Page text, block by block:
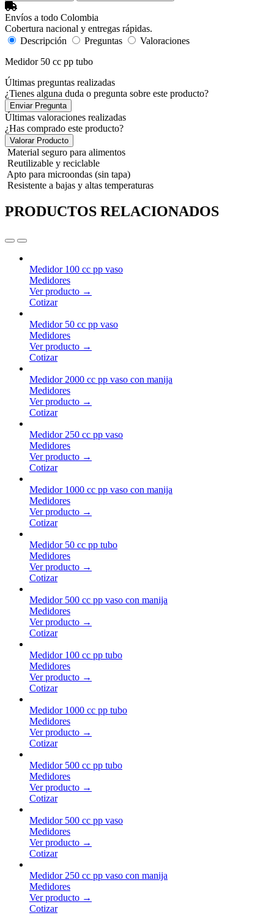
Envíos a todo Colombia
Cobertura nacional y entregas rápidas.
Descripción
Preguntas
Valoraciones
Medidor 50 cc pp tubo
Últimas preguntas realizadas
¿Tienes alguna duda o pregunta sobre este producto?
Enviar Pregunta
Últimas valoraciones realizadas
¿Has comprado este producto?
Valorar Producto
Material seguro para alimentos
Reutilizable y reciclable
Apto para microondas (sin tapa)
Resistente a bajas y altas temperaturas
PRODUCTOS RELACIONADOS
Medidor 100 cc pp vaso
Medidores
Ver producto →
Cotizar
Medidor 50 cc pp vaso
Medidores
Ver producto →
Cotizar
Medidor 2000 cc pp vaso con manija
Medidores
Ver producto →
Cotizar
Medidor 250 cc pp vaso
Medidores
Ver producto →
Cotizar
Medidor 1000 cc pp vaso con manija
Medidores
Ver producto →
Cotizar
Medidor 50 cc pp tubo
Medidores
Ver producto →
Cotizar
Medidor 500 cc pp vaso con manija
Medidores
Ver producto →
Cotizar
Medidor 100 cc pp tubo
Medidores
Ver producto →
Cotizar
Medidor 1000 cc pp tubo
Medidores
Ver producto →
Cotizar
Medidor 500 cc pp tubo
Medidores
Ver producto →
Cotizar
Medidor 500 cc pp vaso
Medidores
Ver producto →
Cotizar
Medidor 250 cc pp vaso con manija
Medidores
Ver producto →
Cotizar